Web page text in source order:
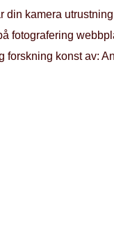
kamera
fotografering
forskning konst av: